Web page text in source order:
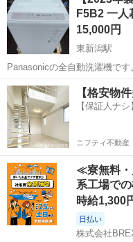
め多...
F5B2 一
15,000円
東新潟駅
Panasonicの全自動洗濯機です。 年式：2023年製 容量：5.0kg 型
NA-F5B2 一人暮らし、新生活、単身用、事務所用などにおすすめで
新潟 新潟市 東新潟駅
【格安物
【保証人ナ
ニフティ不動産
≪寮無料・
系工場で
時給1,300
日払い
株式会社